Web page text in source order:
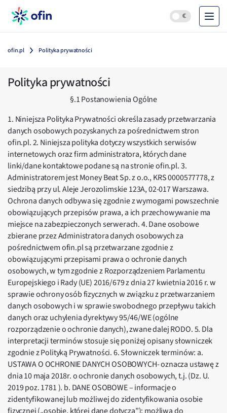
ofin.pl Polityka prywatności
Polityka prywatności
§.1 Postanowienia Ogólne
1. Niniejsza Polityka Prywatności określa zasady przetwarzania
danych osobowych pozyskanych za pośrednictwem stron
ofin.pl. 2. Niniejsza polityka dotyczy wszystkich serwisów
internetowych oraz firm administratora, których dane
linki/dane kontaktowe podane są na stronie ofin.pl. 3.
Administratorem jest Money Beat Sp. z o.o., KRS 0000577778, z
siedzibą przy ul. Aleje Jerozolimskie 123A, 02-017 Warszawa.
Ochrona danych odbywa się zgodnie z wymogami powszechnie
obowiązujących przepisów prawa, a ich przechowywanie ma
miejsce na zabezpieczonych serwerach. 4. Dane osobowe
zbierane przez Administratora danych osobowych za
pośrednictwem ofin.pl są przetwarzane zgodnie z
obowiązującymi przepisami prawa o ochronie danych
osobowych, w tym zgodnie z Rozporządzeniem Parlamentu
Europejskiego i Rady (UE) 2016/679 z dnia 27 kwietnia 2016 r. w
sprawie ochrony osób fizycznych w związku z przetwarzaniem
danych osobowych i w sprawie swobodnego przepływu takich
danych oraz uchylenia dyrektywy 95/46/WE (ogólne
rozporządzenie o ochronie danych), zwane dalej RODO. 5. Dla
interpretacji terminów stosuje się poniżej opisany słowniczek
zgodnie z Polityką Prywatności. 6. Słowniczek terminów: a.
USTAWA O OCHRONIE DANYCH OSOBOWYCH- oznacza ustawę z
dnia 10 maja 2018r. o ochronie danych osobowych, t.j. (Dz. U.
2019 poz. 1781 ). b. DANE OSOBOWE – informacje o
zidentyfikowanej lub możliwej do zidentyfikowania osobie